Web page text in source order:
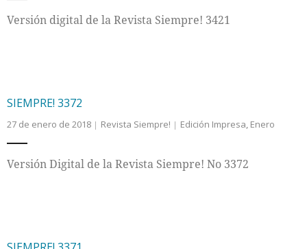
Versión digital de la Revista Siempre! 3421
SIEMPRE! 3372
27 de enero de 2018 Revista Siempre! Edición Impresa, Enero
Versión Digital de la Revista Siempre! No 3372